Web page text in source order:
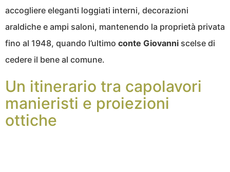
accogliere eleganti loggiati interni, decorazioni
araldiche e ampi saloni, mantenendo la proprietà privata
fino al 1948, quando l’ultimo conte Giovanni scelse di
cedere il bene al comune.
Un itinerario tra capolavori
manieristi e proiezioni
ottiche